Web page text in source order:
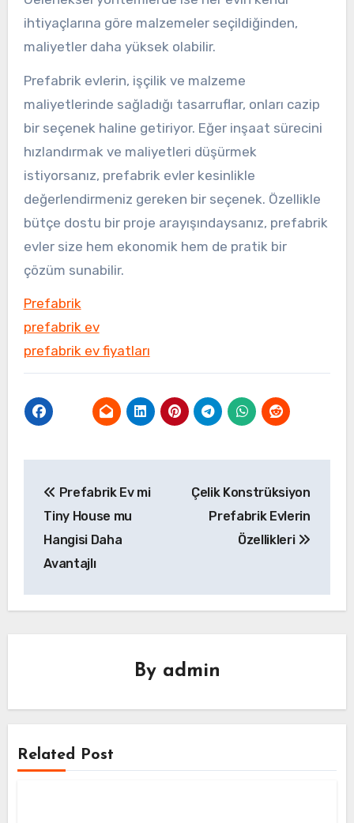
ihtiyaçlarına göre malzemeler seçildiğinden,
maliyetler daha yüksek olabilir.
Prefabrik evlerin, işçilik ve malzeme
maliyetlerinde sağladığı tasarruflar, onları cazip
bir seçenek haline getiriyor. Eğer inşaat sürecini
hızlandırmak ve maliyetleri düşürmek
istiyorsanız, prefabrik evler kesinlikle
değerlendirmeniz gereken bir seçenek. Özellikle
bütçe dostu bir proje arayışındaysanız, prefabrik
evler size hem ekonomik hem de pratik bir
çözüm sunabilir.
Prefabrik
prefabrik ev
prefabrik ev fiyatları
gezinmesi
Prefabrik Ev mi
Tiny House mu
Hangisi Daha
Avantajlı
Çelik Konstrüksiyon
Prefabrik Evlerin
Özellikleri
By admin
Related Post